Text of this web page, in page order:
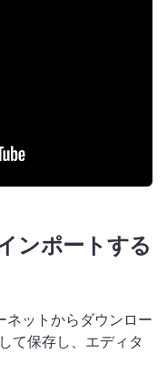
ンポートする
ネットからダウンロー
て保存し、エディタ